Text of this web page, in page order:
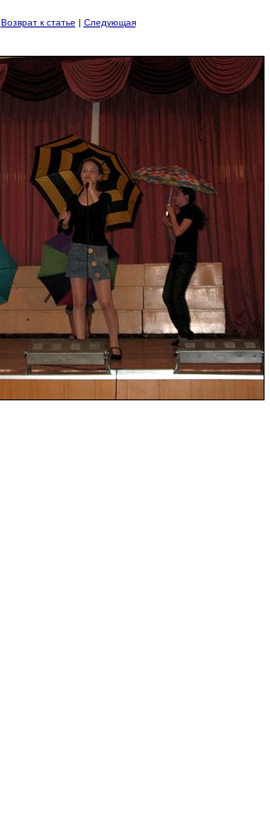
Возврат к статье | Следующая